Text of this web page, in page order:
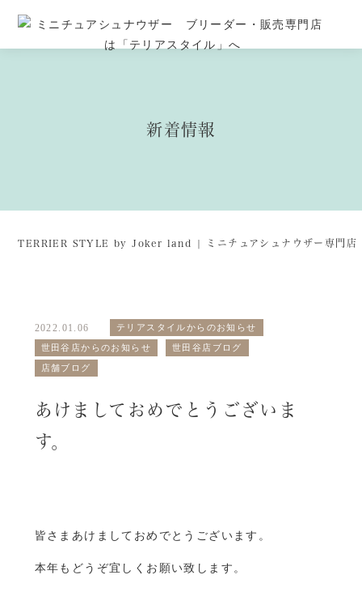
新着情報
TERRIER STYLE by Joker land | ミニチュアシュナウザー専門店
2022.01.06 テリアスタイルからのお知らせ
世田谷店からのお知らせ 世田谷店ブログ
店舗ブログ
あけましておめでとうございま
す。
皆さまあけましておめでとうございます。
本年もどうぞ宜しくお願い致します。